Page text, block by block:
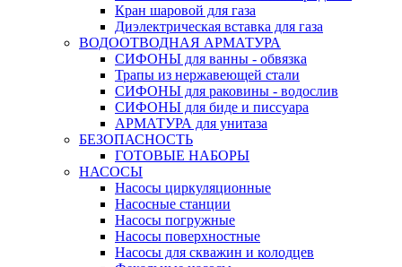
Кран шаровой для газа
Диэлектрическая вставка для газа
ВОДООТВОДНАЯ АРМАТУРА
СИФОНЫ для ванны - обвязка
Трапы из нержавеющей стали
СИФОНЫ для раковины - водослив
СИФОНЫ для биде и писсуара
АРМАТУРА для унитаза
БЕЗОПАСНОСТЬ
ГОТОВЫЕ НАБОРЫ
НАСОСЫ
Насосы циркуляционные
Насосные станции
Насосы погружные
Насосы поверхностные
Насосы для скважин и колодцев